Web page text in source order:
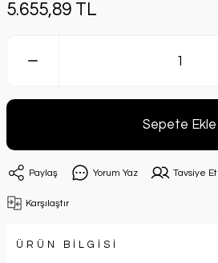
5.655,89 TL
Sepete Ekle
Paylaş Yorum Yaz Tavsiye Et
Karşılaştır
ÜRÜN BİLGİSİ